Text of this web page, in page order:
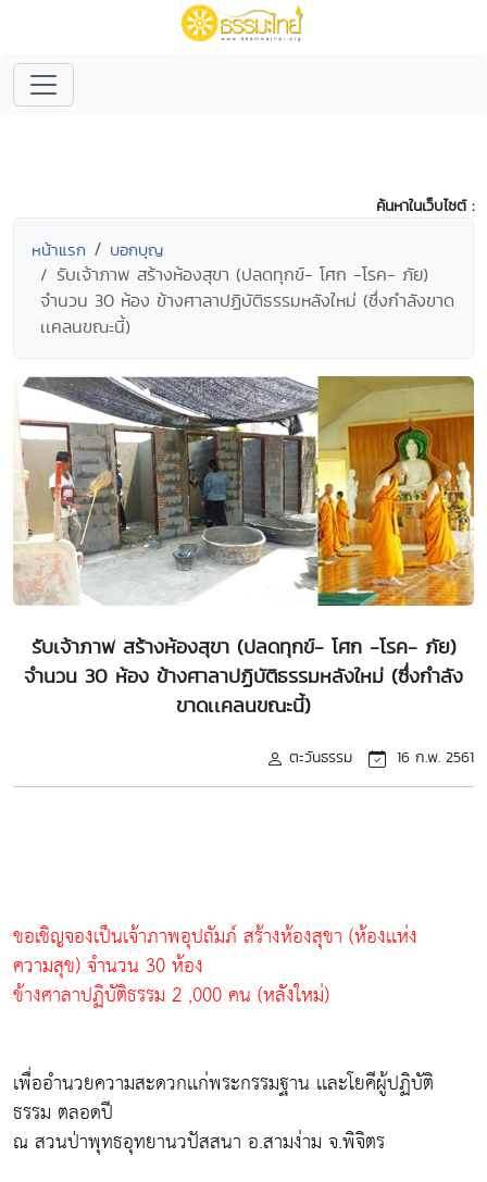
ค้นหาในเว็บไซต์ :
หน้าแรก บอกบุญ
รับเจ้าภาพ สร้างห้องสุขา (ปลดทุกข์- โศก -โรค- ภัย)
จำนวน 30 ห้อง ข้างศาลาปฏิบัติธรรมหลังใหม่ (ซึ่งกำลังขาด
เเคลนขณะนี้)
รับเจ้าภาพ สร้างห้องสุขา (ปลดทุกข์- โศก -โรค- ภัย)
จำนวน 30 ห้อง ข้างศาลาปฏิบัติธรรมหลังใหม่ (ซึ่งกำลัง
ขาดเเคลนขณะนี้)
ตะวันธรรม 16 ก.พ. 2561
ขอเชิญจองเป็นเจ้าภาพอุปถัมภ์ สร้างห้องสุขา (ห้องเเห่ง
ความสุข) จำนวน 30 ห้อง
ข้างศาลาปฏิบัติธรรม 2 ,000 คน (หลังใหม่)
เพื่ออำนวยความสะดวกเเก่พระกรรมฐาน เเละโยคีผู้ปฏิบัติ
ธรรม ตลอดปี
ณ สวนป่าพุทธอุทยานวปัสสนา อ.สามง่าม จ.พิจิตร